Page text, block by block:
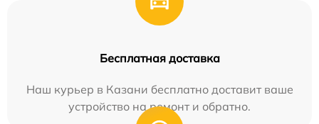
Бесплатная доставка
Наш курьер в Казани бесплатно доставит ваше
устройство на ремонт и обратно.